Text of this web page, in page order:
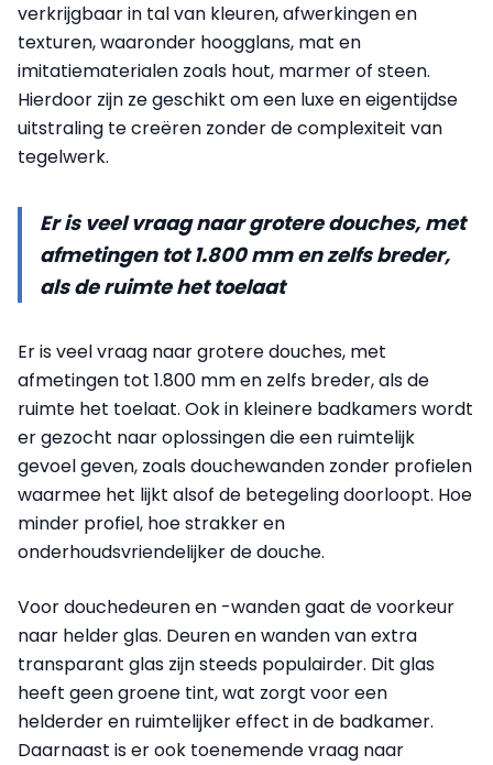
verkrijgbaar in tal van kleuren, afwerkingen en
texturen, waaronder hoogglans, mat en
imitatiematerialen zoals hout, marmer of steen.
Hierdoor zijn ze geschikt om een luxe en eigentijdse
uitstraling te creëren zonder de complexiteit van
tegelwerk.
Er is veel vraag naar grotere douches, met
afmetingen tot 1.800 mm en zelfs breder,
als de ruimte het toelaat
Er is veel vraag naar grotere douches, met
afmetingen tot 1.800 mm en zelfs breder, als de
ruimte het toelaat. Ook in kleinere badkamers wordt
er gezocht naar oplossingen die een ruimtelijk
gevoel geven, zoals douchewanden zonder profielen
waarmee het lijkt alsof de betegeling doorloopt. Hoe
minder profiel, hoe strakker en
onderhoudsvriendelijker de douche.
Voor douchedeuren en -wanden gaat de voorkeur
naar helder glas. Deuren en wanden van extra
transparant glas zijn steeds populairder. Dit glas
heeft geen groene tint, wat zorgt voor een
helderder en ruimtelijker effect in de badkamer.
Daarnaast is er ook toenemende vraag naar